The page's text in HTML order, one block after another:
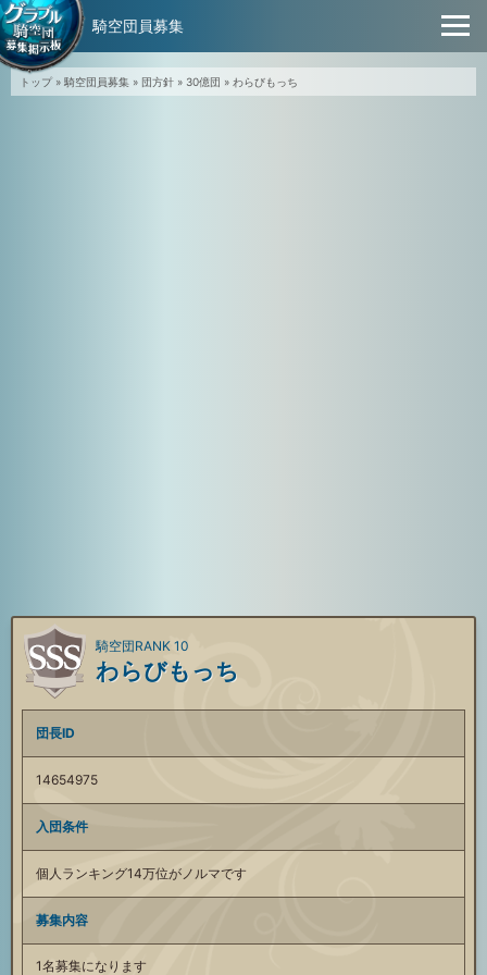
トップ» 騎空団員募集 » 団方針 » 30億団 » わらびもっち
わらびもっち
騎空団RANK 10
団長ID
14654975
入団条件
個人ランキング14万位がノルマです
募集内容
1名募集になります
騎空団員募集